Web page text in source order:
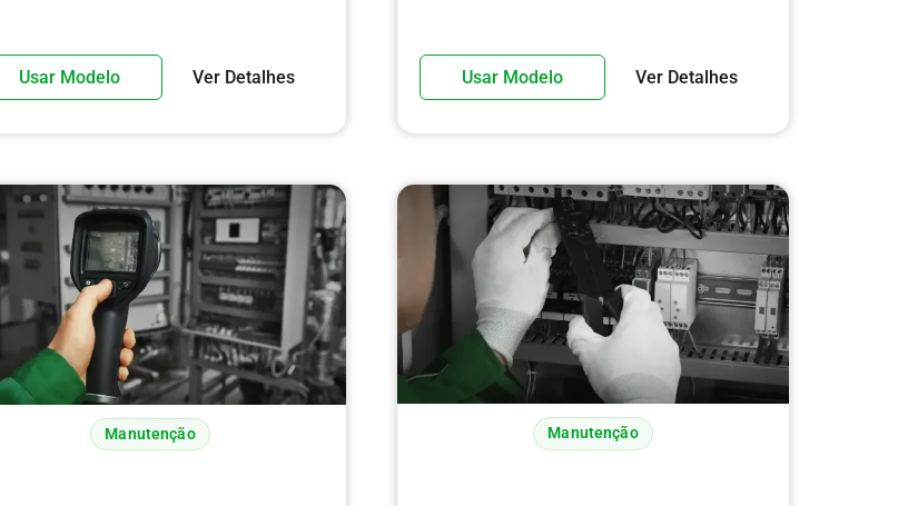
Usar Modelo Ver Detalhes Usar Modelo Ver Detalhes
Manutenção Manutenção